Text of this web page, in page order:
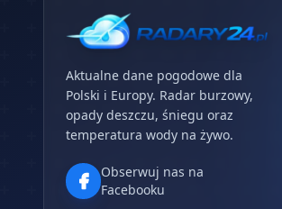
Aktualne dane pogodowe dla
Polski i Europy. Radar burzowy,
opady deszczu, śniegu oraz
temperatura wody na żywo.
Obserwuj nas na
Facebooku